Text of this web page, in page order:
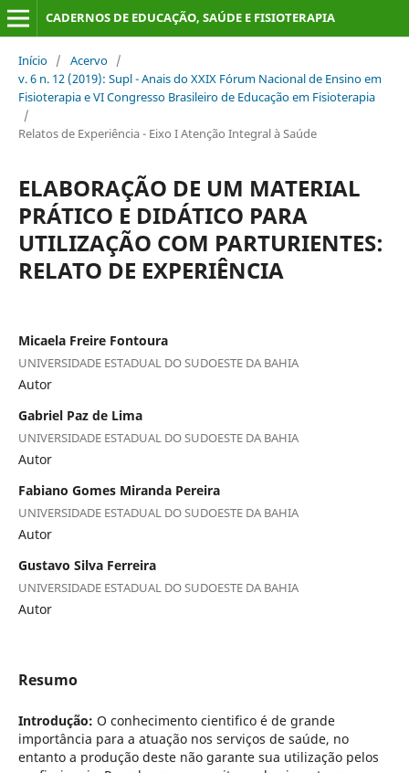
CADERNOS DE EDUCAÇÃO, SAÚDE E FISIOTERAPIA
Início / Acervo /
v. 6 n. 12 (2019): Supl - Anais do XXIX Fórum Nacional de Ensino em
Fisioterapia e VI Congresso Brasileiro de Educação em Fisioterapia
/
Relatos de Experiência - Eixo I Atenção Integral à Saúde
ELABORAÇÃO DE UM MATERIAL
PRÁTICO E DIDÁTICO PARA
UTILIZAÇÃO COM PARTURIENTES:
RELATO DE EXPERIÊNCIA
Micaela Freire Fontoura
UNIVERSIDADE ESTADUAL DO SUDOESTE DA BAHIA
Autor
Gabriel Paz de Lima
UNIVERSIDADE ESTADUAL DO SUDOESTE DA BAHIA
Autor
Fabiano Gomes Miranda Pereira
UNIVERSIDADE ESTADUAL DO SUDOESTE DA BAHIA
Autor
Gustavo Silva Ferreira
UNIVERSIDADE ESTADUAL DO SUDOESTE DA BAHIA
Autor
Resumo
Introdução: O conhecimento cientifico é de grande
importância para a atuação nos serviços de saúde, no
entanto a produção deste não garante sua utilização pelos